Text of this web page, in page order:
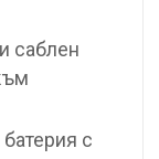
саблен
с